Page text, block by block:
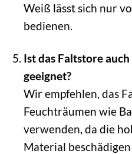
Weiß lässt sich nur
bedienen.
Ist das Faltstore
geeignet?
Wir empfehlen, das
Feuchträumen wie
verwenden, da die
Material